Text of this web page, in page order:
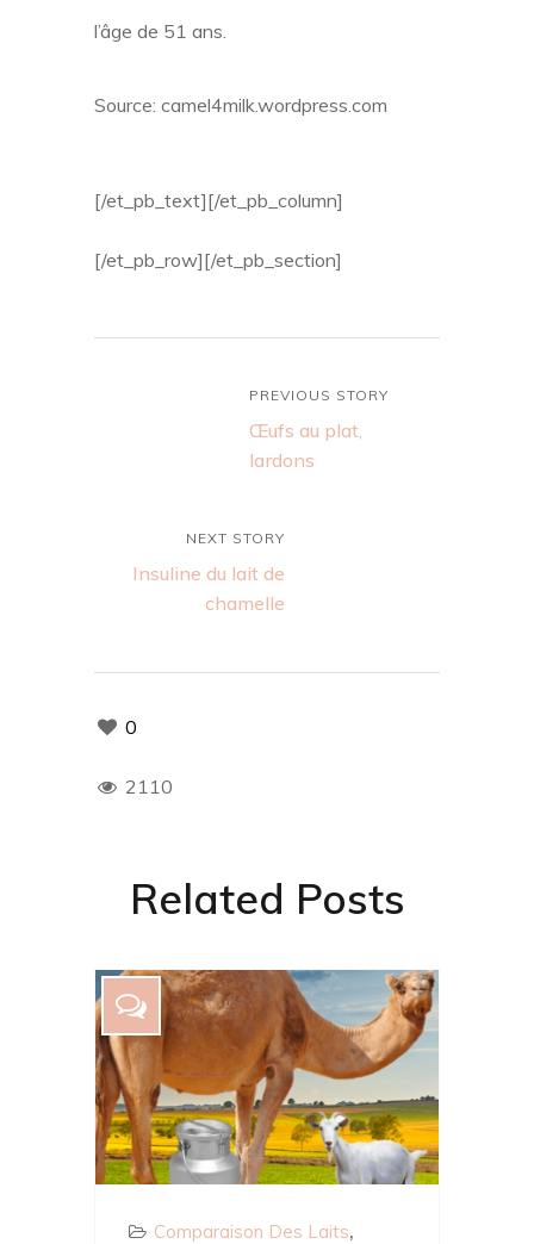
l’âge de 51 ans.
Source: camel4milk.wordpress.com
[/et_pb_text][/et_pb_column]
[/et_pb_row][/et_pb_section]
PREVIOUS STORY
Œufs au plat,
lardons
NEXT STORY
Insuline du lait de
chamelle
0
2110
Related Posts
Comparaison Des Laits